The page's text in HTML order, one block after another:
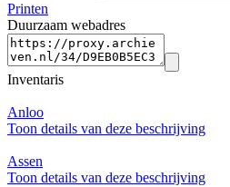
Printen
Duurzaam webadres
Inventaris
Anloo
Toon details van deze beschrijving
Assen
Toon details van deze beschrijving